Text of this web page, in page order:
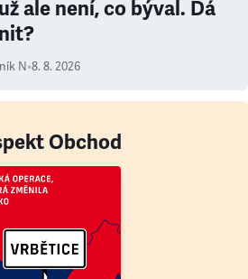
ale není, co býval. Dá
N•8. 8. 2026
Obchod